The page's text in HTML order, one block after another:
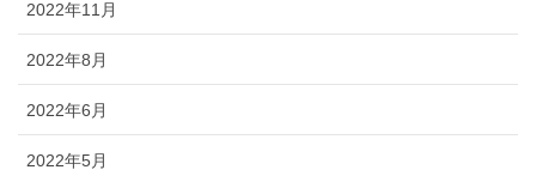
2022年11月
2022年8月
2022年6月
2022年5月